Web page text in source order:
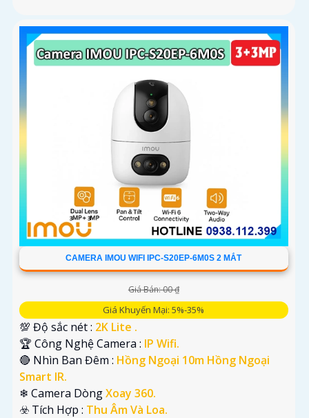
CAMERA IMOU WIFI IPC-S20EP-6M0S 2 MẮT
Giá Bán: 00 ₫
Giá Khuyến Mại: 5%-35%
💯 Độ sắc nét : 2K Lite .
🏆 Công Nghệ Camera : IP Wifi.
🔴 Nhìn Ban Đêm : Hồng Ngoại 10m Hồng Ngoại
Smart IR.
❄ Camera DòngXoay 360.
️☣️ Tích Hợp : Thu Âm Và Loa.